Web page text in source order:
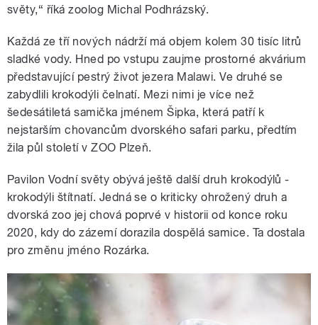
světy,“ říká zoolog Michal Podhrázský.
Každá ze tří nových nádrží má objem kolem 30 tisíc litrů
sladké vody. Hned po vstupu zaujme prostorné akvárium
představující pestrý život jezera Malawi. Ve druhé se
zabydlili krokodýli čelnatí. Mezi nimi je více než
šedesátiletá samička jménem Šipka, která patří k
nejstarším chovancům dvorského safari parku, předtím
žila půl století v ZOO Plzeň.
Pavilon Vodní světy obývá ještě další druh krokodýlů -
krokodýli štítnatí. Jedná se o kriticky ohrožený druh a
dvorská zoo jej chová poprvé v historii od konce roku
2020, kdy do zázemí dorazila dospělá samice. Ta dostala
pro změnu jméno Rozárka.